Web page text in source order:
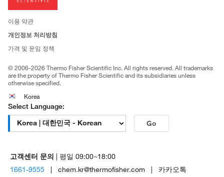
사회적 책임
브랜드
이용 약관
개인정보 처리방침
가격 및 운임 정책
© 2006-2026 Thermo Fisher Scientific Inc. All rights reserved. All trademarks
are the property of Thermo Fisher Scientific and its subsidiaries unless
otherwise specified.
Korea
Select Language:
Go
고객센터 문의 | 평일 09:00~18:00
1661-9555 | chem.kr@thermofisher.com | 카카오톡